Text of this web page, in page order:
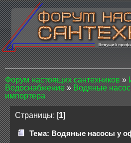
Форум настоящих сантехников»
Водоснабжение»Водяные
импортера
Страницы: [1]
Тема: Водяные насосы у